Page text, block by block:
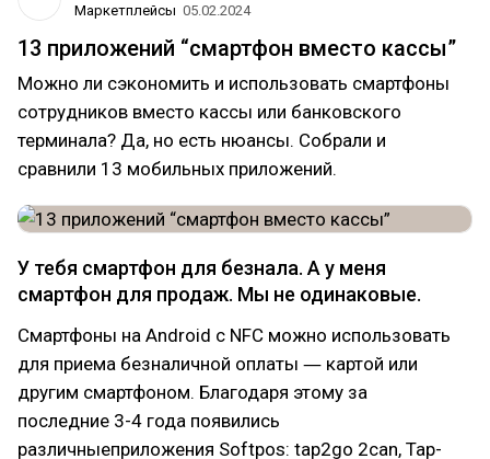
Маркетплейсы 05.02.2024
13 приложений “смартфон вместо кассы”
Можно ли сэкономить и использовать смартфоны
сотрудников вместо кассы или банковского
терминала? Да, но есть нюансы. Собрали и
сравнили 13 мобильных приложений.
У тебя смартфон для безнала. А у меня
смартфон для продаж. Мы не одинаковые.
Смартфоны на Android с NFC можно использовать
для приема безналичной оплаты ― картой или
другим смартфоном. Благодаря этому за
последние 3-4 года появились
различныеприложения Softpos: tap2go 2can, Tap-